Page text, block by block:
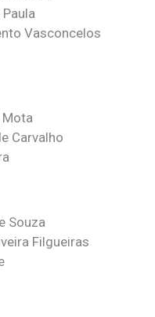
Vasconcelos
Carvalho
Souza
Filgueiras